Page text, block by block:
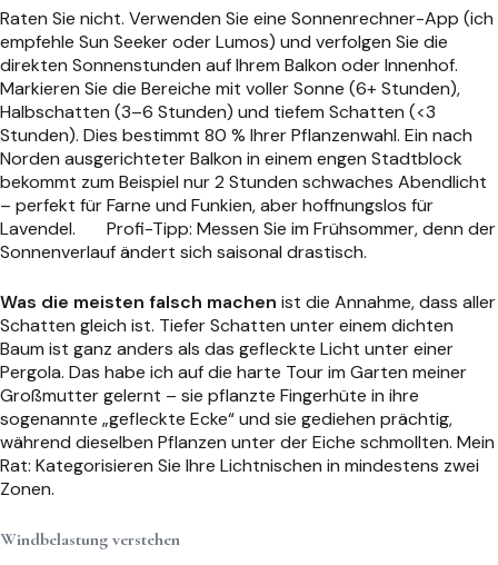
Raten Sie nicht. Verwenden Sie eine Sonnenrechner-App (ich
empfehle Sun Seeker oder Lumos) und verfolgen Sie die
direkten Sonnenstunden auf Ihrem Balkon oder Innenhof.
Markieren Sie die Bereiche mit voller Sonne (6+ Stunden),
Halbschatten (3–6 Stunden) und tiefem Schatten (<3
Stunden). Dies bestimmt 80 % Ihrer Pflanzenwahl. Ein nach
Norden ausgerichteter Balkon in einem engen Stadtblock
bekommt zum Beispiel nur 2 Stunden schwaches Abendlicht
– perfekt für Farne und Funkien, aber hoffnungslos für
Lavendel.
Profi-Tipp: Messen Sie im Frühsommer, denn der
Sonnenverlauf ändert sich saisonal drastisch.
Was die meisten falsch machen ist die Annahme, dass aller
Schatten gleich ist. Tiefer Schatten unter einem dichten
Baum ist ganz anders als das gefleckte Licht unter einer
Pergola. Das habe ich auf die harte Tour im Garten meiner
Großmutter gelernt – sie pflanzte Fingerhüte in ihre
sogenannte „gefleckte Ecke“ und sie gediehen prächtig,
während dieselben Pflanzen unter der Eiche schmollten. Mein
Rat: Kategorisieren Sie Ihre Lichtnischen in mindestens zwei
Zonen.
Windbelastung verstehen